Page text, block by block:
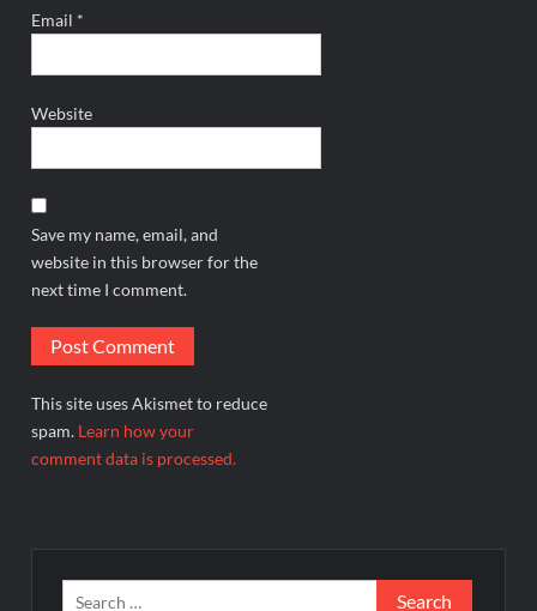
Email *
Website
Save my name, email, and
website in this browser for the
next time I comment.
This site uses Akismet to reduce
spam. Learn how your
comment data is processed.
Search